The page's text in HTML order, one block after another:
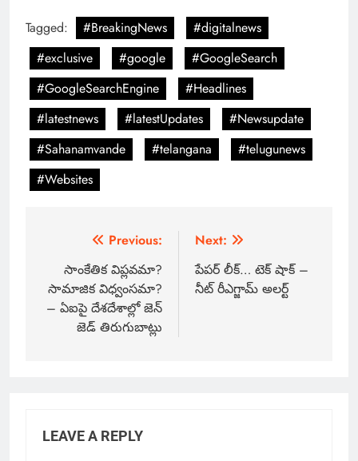
Tagged: #BreakingNews
#digitalnews
#exclusive
#google
#GoogleSearch
#GoogleSearchEngine
#Headlines
#latestnews
#latestUpdates
#Newsupdate
#Sahanamvande
#telangana
#telugunews
#Websites
Previous:
సాంకేతిక విప్లవమా?
సామాజిక విధ్వంసమా?
– ఏఐపై దేశదేశాల్లో జెన్
జెడ్ తిరుగుబాట్లు
Next:
పేపర్ లీక్… టెక్ షాక్ –
నీట్ రీఎగ్జామ్ అలర్ట్
LEAVE A REPLY